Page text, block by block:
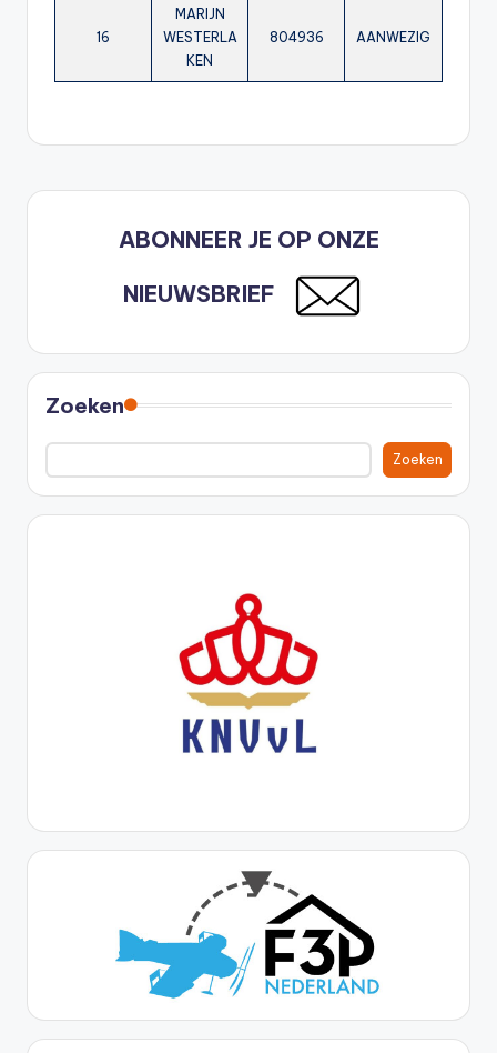
16
MARIJN
WESTERLA
KEN
804936 AANWEZIG
ABONNEER JE OP ONZE
NIEUWSBRIEF
Zoeken
Zoeken